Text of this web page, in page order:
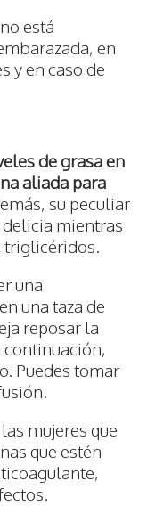
está
en
y en caso de
de grasa en
aliada para
su peculiar
mientras
triglicéridos.
una
una taza de
reposar la
Puedes tomar
mujeres que
que estén